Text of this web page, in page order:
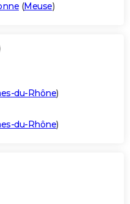
(Meuse)
du-Rhône)
du-Rhône)